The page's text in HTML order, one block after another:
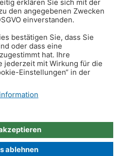
in Italien
Rechtsschutz-
in Österreich